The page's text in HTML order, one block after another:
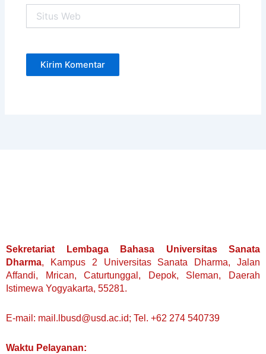
Web
Sekretariat Lembaga Bahasa Universitas Sanata
Dharma, Kampus 2 Universitas Sanata Dharma, Jalan
Affandi, Mrican, Caturtunggal, Depok, Sleman, Daerah
Istimewa Yogyakarta, 55281.
E-mail: mail.lbusd@usd.ac.id; Tel. +62 274 540739
Waktu Pelayanan: